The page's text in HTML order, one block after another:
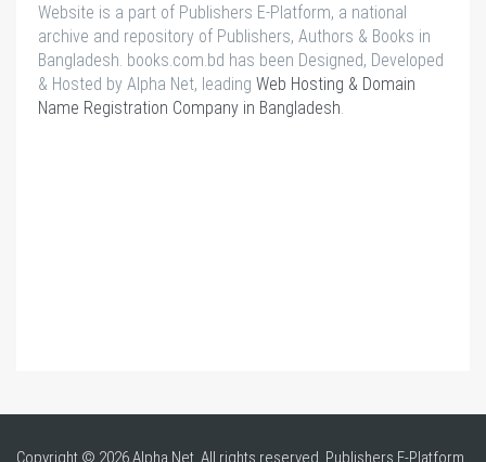
Website is a part of Publishers E-Platform, a national
archive and repository of Publishers, Authors & Books in
Bangladesh. books.com.bd has been Designed, Developed
& Hosted by Alpha Net, leading Web Hosting & Domain
Name Registration Company in Bangladesh
Copyright © 2026 Alpha Net, All rights reserved. Publishers E-Platform